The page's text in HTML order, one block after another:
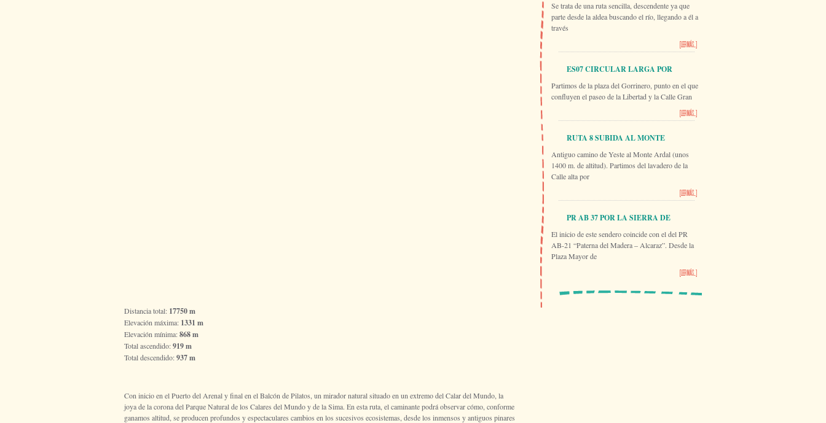
Distancia total: 17750 m
Elevación máxima: 1331 m
Elevación mínima:868 m
Total ascendido:919 m
Total descendido:937 m
Con inicio en el Puerto del Arenal y final en el Balcón de Pilatos, un mirador natural situado en un extremo del Calar del Mundo, la
joya de la corona del Parque Natural de los Calares del Mundo y de la Sima. En esta ruta, el caminante podrá observar cómo, conforme
ganamos altitud, se producen profundos y espectaculares cambios en los sucesivos ecosistemas, desde los inmensos y antiguos pinares
RÍO SEGURA
Se trata de una ruta sencilla, descendente ya que
parte desde la aldea buscando el río, llegando a él a
través
[LEER MÁS...]
ES07 CIRCULAR LARGA POR
VILLARES
Partimos de la plaza del Gorrinero, punto en el que
confluyen el paseo de la Libertad y la Calle Gran
[LEER MÁS...]
RUTA 8 SUBIDA AL MONTE
ARDAL
Antiguo camino de Yeste al Monte Ardal (unos
1400 m. de altitud). Partimos del lavadero de la
Calle alta por
[LEER MÁS...]
PR AB 37 POR LA SIERRA DE
PINO CANO
El inicio de este sendero coincide con el del PR
AB-21 “Paterna del Madera – Alcaraz”. Desde la
Plaza Mayor de
[LEER MÁS...]